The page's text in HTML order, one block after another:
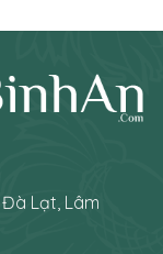
Đà Lạt, Lâm